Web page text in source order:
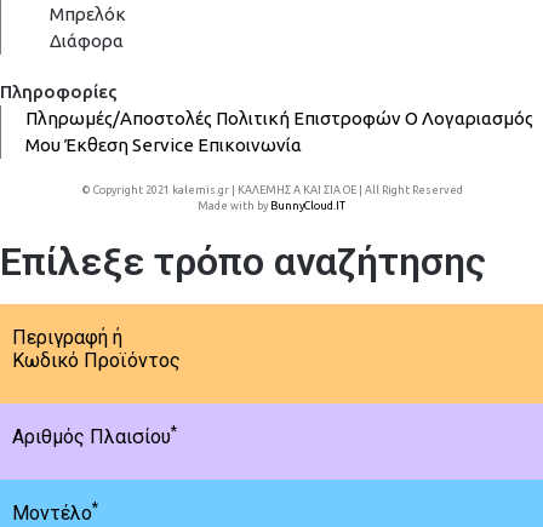
Μπρελόκ
Διάφορα
Πληροφορίες
Πληρωμές/Αποστολές Πολιτική ΕπιστροφώνΟ Λογαριασμός
ΜουΈκθεσηService Επικοινωνία
© Copyright 2021 kalemis.gr | ΚΑΛΕΜΗΣ Α ΚΑΙ ΣΙΑ ΟΕ | All Right Reserved
Made with by BunnyCloud.IT
Επίλεξε τρόπο αναζήτησης
Περιγραφή ή
Κωδικό Προϊόντος
Αριθμός Πλαισίου*
Μοντέλο*